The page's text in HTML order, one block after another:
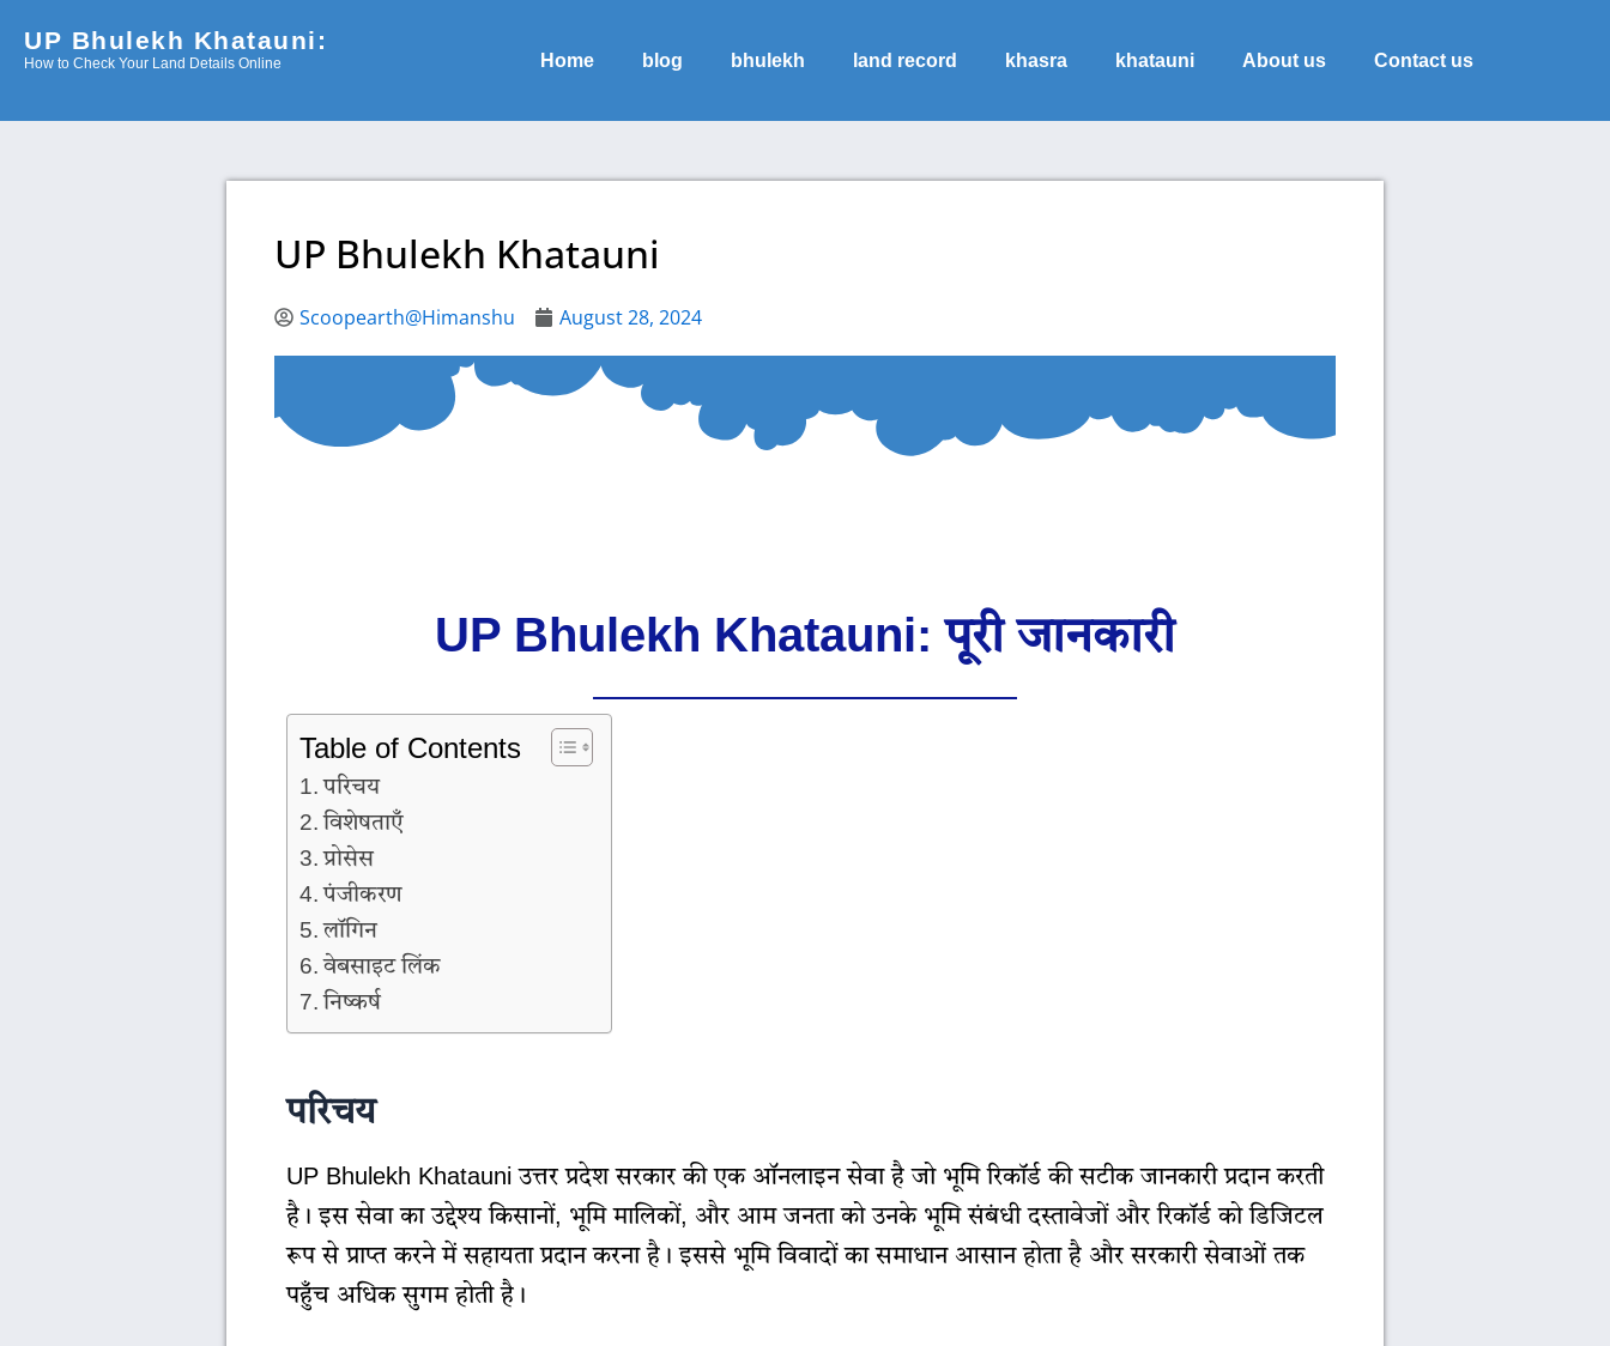
UP Bhulekh Khatauni:
How to Check Your Land Details Online Home blog bhulekh land record khasra khatauni About us Contact us
UP Bhulekh Khatauni
Scoopearth@Himanshu August 28, 2024
UP Bhulekh Khatauni: पूरी जानकारी
Table of Contents
परिचय
विशेषताएँ
प्रोसेस
पंजीकरण
लॉगिन
वेबसाइट लिंक
निष्कर्ष
परिचय
UP Bhulekh Khatauni उत्तर प्रदेश सरकार की एक ऑनलाइन सेवा है जो भूमि रिकॉर्ड की सटीक जानकारी प्रदान करती
है। इस सेवा का उद्देश्य किसानों, भूमि मालिकों, और आम जनता को उनके भूमि संबंधी दस्तावेजों और रिकॉर्ड को डिजिटल
रूप से प्राप्त करने में सहायता प्रदान करना है। इससे भूमि विवादों का समाधान आसान होता है और सरकारी सेवाओं तक
पहुँच अधिक सुगम होती है।